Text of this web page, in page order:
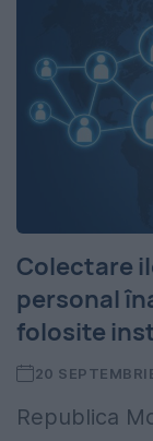
Colectare
personal
folosite
20
Republica